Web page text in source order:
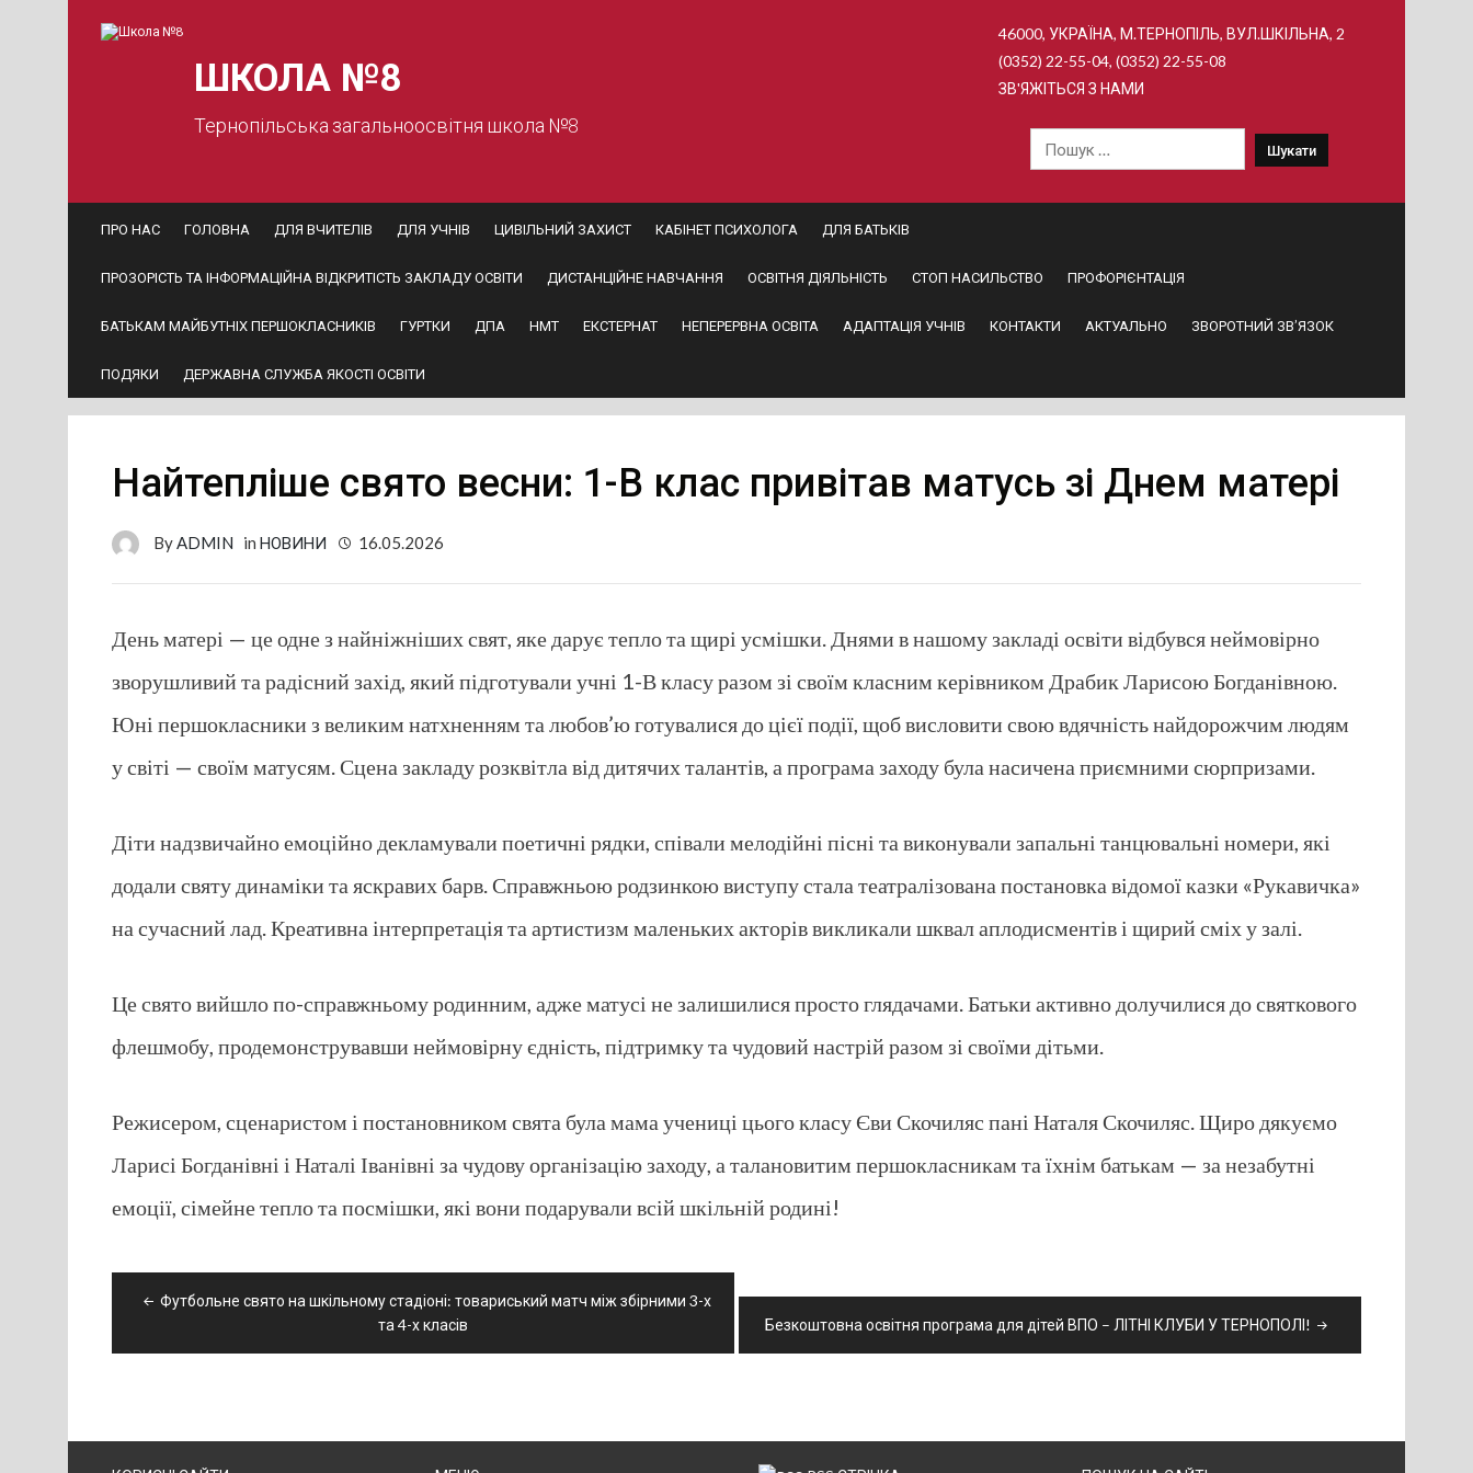
content
ШКОЛА №8
Тернопільська загальноосвітня школа №8
46000, УКРАЇНА, М.ТЕРНОПІЛЬ, ВУЛ.ШКІЛЬНА, 2
(0352) 22-55-04, (0352) 22-55-08
ЗВ'ЯЖІТЬСЯ З НАМИ
ПРО НАС ГОЛОВНА ДЛЯ ВЧИТЕЛІВ ДЛЯ УЧНІВ ЦИВІЛЬНИЙ ЗАХИСТ КАБІНЕТ ПСИХОЛОГА ДЛЯ БАТЬКІВ
ПРОЗОРІСТЬ ТА ІНФОРМАЦІЙНА ВІДКРИТІСТЬ ЗАКЛАДУ ОСВІТИ ДИСТАНЦІЙНЕ НАВЧАННЯ ОСВІТНЯ ДІЯЛЬНІСТЬ СТОП НАСИЛЬСТВО ПРОФОРІЄНТАЦІЯ
БАТЬКАМ МАЙБУТНІХ ПЕРШОКЛАСНИКІВ ГУРТКИ ДПА НМТ ЕКСТЕРНАТ НЕПЕРЕРВНА ОСВІТА АДАПТАЦІЯ УЧНІВ КОНТАКТИ АКТУАЛЬНО ЗВОРОТНИЙ ЗВ’ЯЗОК
ПОДЯКИ ДЕРЖАВНА СЛУЖБА ЯКОСТІ ОСВІТИ
Найтепліше свято весни: 1-В клас привітав матусь зі Днем матері
ByADMIN in НОВИНИ 16.05.2026
День матері — це одне з найніжніших свят, яке дарує тепло та щирі усмішки. Днями в нашому закладі освіти відбувся неймовірно
зворушливий та радісний захід, який підготували учні 1-В класу разом зі своїм класним керівником Драбик Ларисою Богданівною.
Юні першокласники з великим натхненням та любов’ю готувалися до цієї події, щоб висловити свою вдячність найдорожчим людям
у світі — своїм матусям. Сцена закладу розквітла від дитячих талантів, а програма заходу була насичена приємними сюрпризами.
Діти надзвичайно емоційно декламували поетичні рядки, співали мелодійні пісні та виконували запальні танцювальні номери, які
додали святу динаміки та яскравих барв. Справжньою родзинкою виступу стала театралізована постановка відомої казки «Рукавичка»
на сучасний лад. Креативна інтерпретація та артистизм маленьких акторів викликали шквал аплодисментів і щирий сміх у залі.
Це свято вийшло по-справжньому родинним, адже матусі не залишилися просто глядачами. Батьки активно долучилися до святкового
флешмобу, продемонструвавши неймовірну єдність, підтримку та чудовий настрій разом зі своїми дітьми.
Режисером, сценаристом і постановником свята була мама учениці цього класу Єви Скочиляс пані Наталя Скочиляс. Щиро дякуємо
Ларисі Богданівні і Наталі Іванівні за чудову організацію заходу, а талановитим першокласникам та їхнім батькам — за незабутні
емоції, сімейне тепло та посмішки, які вони подарували всій шкільній родині!
Навігація
записів
Футбольне свято на шкільному стадіоні: товариський матч між збірними 3-х
та 4-х класів
Безкоштовна освітня програма для дітей ВПО – ЛІТНІ КЛУБИ У ТЕРНОПОЛІ!